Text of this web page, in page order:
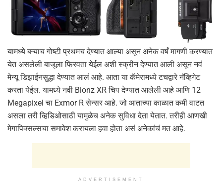
यामध्ये बऱ्याच गोष्टी प्रथमच देण्यात आल्या असून अनेक वर्षं मागणी करण्यात
येत असलेली बाजूला फिरवता येईल अशी स्क्रीन देण्यात आली असून नवं
मेन्यू डिझाईनसुद्धा देण्यात आलं आहे. आता या कॅमेरामध्ये टचद्वारे नॅव्हिगेट
करता येईल. यामध्ये नवी Bionz XR चिप देण्यात आलेली आहे आणि 12
Megapixel चा Exmor R सेन्सर आहे. जो आताच्या काळात कमी वाटत
असला तरी व्हिडिओसाठी यामुळेच अनेक सुविधा देता येतात. तरीही आणखी
मेगापिक्सल्सचा समावेश करायला हवा होता असं अनेकांचं मत आहे.
ADVERTISEMENT